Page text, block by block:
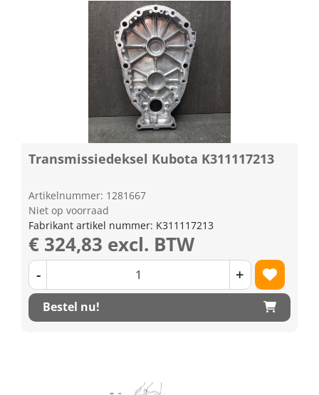
Transmissiedeksel Kubota K311117213
Artikelnummer: 1281667
Niet op voorraad
Fabrikant artikel nummer: K311117213
€ 324,83 excl. BTW
- +
Bestel nu!